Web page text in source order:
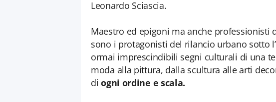
Leonardo Sciascia.
Maestro ed epigoni ma anche professionisti
sono i protagonisti del rilancio urbano sotto
ormai imprescindibili segni culturali di una
moda alla pittura, dalla scultura alle arti
diogni ordine e scala.